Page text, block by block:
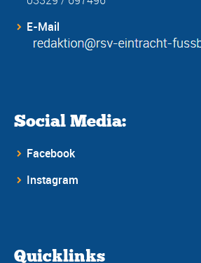
E-Mail
Social Media:
Facebook
Instagram
Quicklinks